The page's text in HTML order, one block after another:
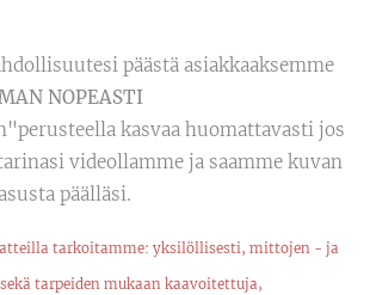
päästä asiakkaaksemme
NOPEASTI
kasvaa huomattavasti jos
videollamme ja saamme kuvan
päälläsi.
tarkoitamme: yksilöllisesti, mittojen - ja
tarpeiden mukaan kaavoitettuja,